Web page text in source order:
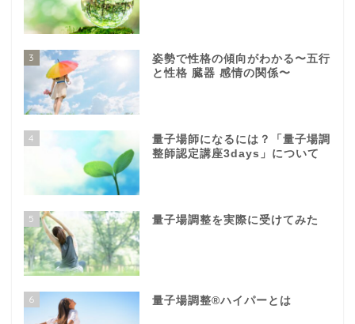
3
姿勢で性格の傾向がわかる〜五行
と性格 臓器 感情の関係〜
4
量子場師になるには？「量子場調
整師認定講座3days」について
5 量子場調整を実際に受けてみた
6 量子場調整®️ハイパーとは